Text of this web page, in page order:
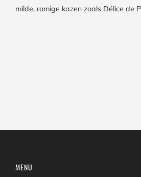
milde, romige kazen zoals Délice de
MENU